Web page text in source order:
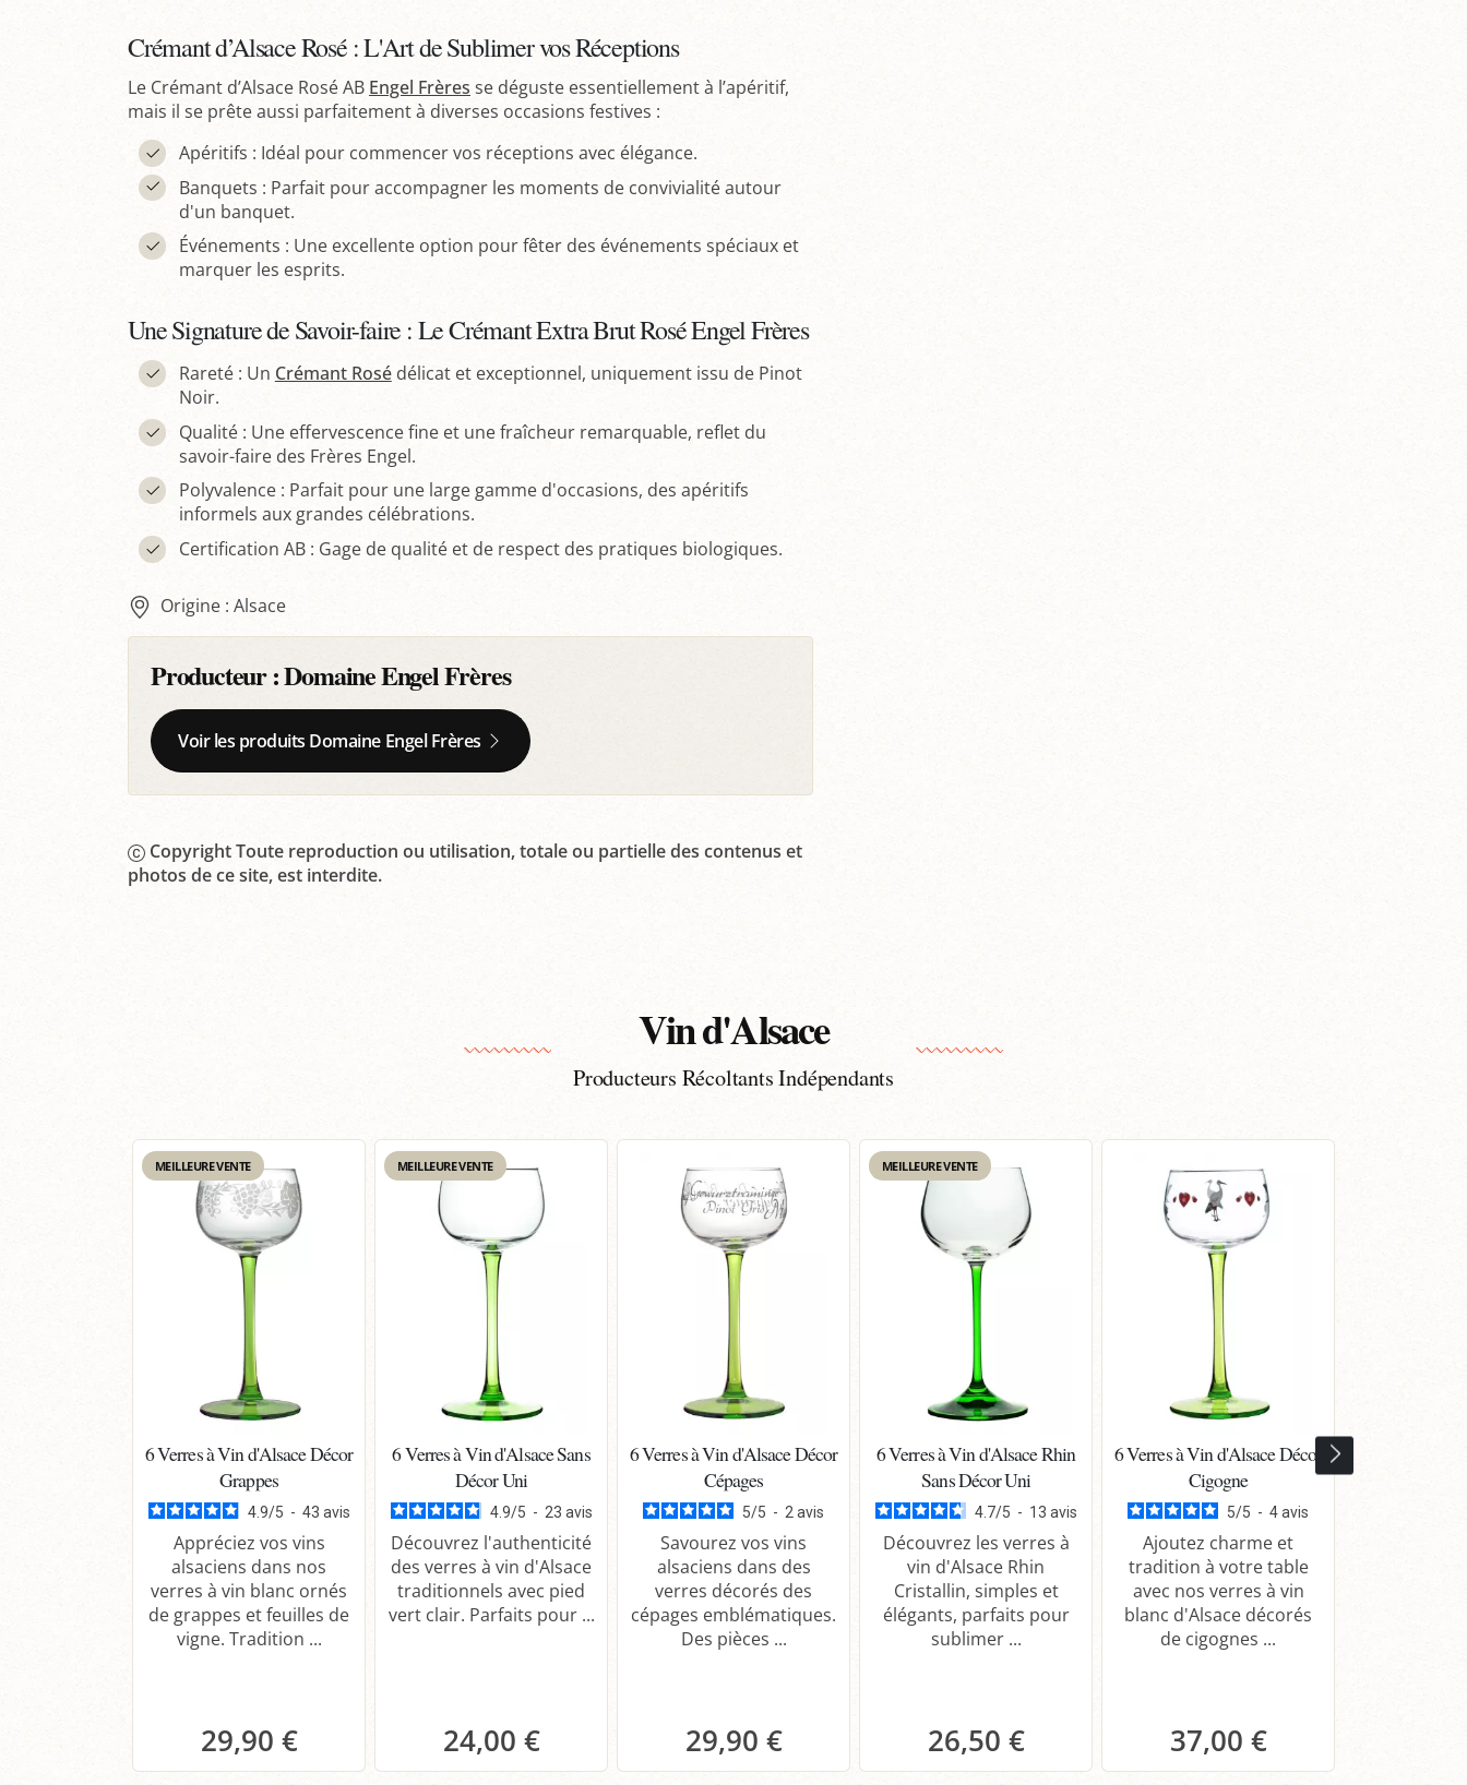
Crémant d’Alsace Rosé : L'Art de Sublimer vos Réceptions
Le Crémant d’Alsace Rosé AB Engel Frères se déguste essentiellement à l’apéritif,
mais il se prête aussi parfaitement à diverses occasions festives :
Apéritifs : Idéal pour commencer vos réceptions avec élégance.
Banquets : Parfait pour accompagner les moments de convivialité autour
d'un banquet.
Événements : Une excellente option pour fêter des événements spéciaux et
marquer les esprits.
Une Signature de Savoir-faire : Le Crémant Extra Brut Rosé Engel Frères
Rareté : Un Crémant Rosédélicat et exceptionnel, uniquement issu de Pinot
Noir.
Qualité : Une effervescence fine et une fraîcheur remarquable, reflet du
savoir-faire des Frères Engel.
Polyvalence : Parfait pour une large gamme d'occasions, des apéritifs
informels aux grandes célébrations.
Certification AB : Gage de qualité et de respect des pratiques biologiques.
Origine : Alsace
Producteur :Domaine Engel Frères
Voir les produits Domaine Engel Frères
Copyright Toute reproduction ou utilisation, totale ou partielle des contenus et
photos de ce site, est interdite.
Vin d'Alsace
Producteurs Récoltants Indépendants
MEILLEURE VENTE
6 Verres à Vin d'Alsace Décor
Grappes
4.9/5 - 43 avis
Appréciez vos vins
alsaciens dans nos
verres à vin blanc ornés
de grappes et feuilles de
vigne. Tradition ...
29,90 €
MEILLEURE VENTE
6 Verres à Vin d'Alsace Sans
Décor Uni
4.9/5 - 23 avis
Découvrez l'authenticité
des verres à vin d'Alsace
traditionnels avec pied
vert clair. Parfaits pour ...
24,00 €
6 Verres à Vin d'Alsace Décor
Cépages
5/5 - 2 avis
Savourez vos vins
alsaciens dans des
verres décorés des
cépages emblématiques.
Des pièces ...
29,90 €
MEILLEURE VENTE
6 Verres à Vin d'Alsace Rhin
Sans Décor Uni
4.7/5 - 13 avis
Découvrez les verres à
vin d'Alsace Rhin
Cristallin, simples et
élégants, parfaits pour
sublimer ...
26,50 €
6 Verres à Vin d'Alsace Décor
Cigogne
5/5 - 4avis
Ajoutez charme et
tradition à votre table
avec nos verres à vin
blanc d'Alsace décorés
de cigognes ...
37,00 €